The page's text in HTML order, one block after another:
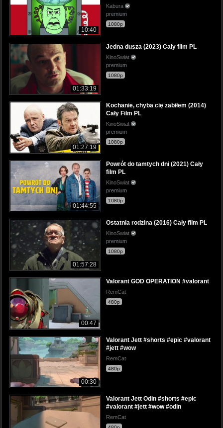
10:40
Kabura
premium
1080p
01:33:19
Jedna dusza (2023) Cały film PL
KinoSwiat
premium
1080p
01:27:19
Kochanie, chyba cię zabiłem (2014)
Cały Film PL
KinoSwiat
premium
1080p
01:44:55
Powrót do tamtych dni (2021) Cały
film PL
KinoSwiat
premium
1080p
01:57:28
Ostatnia rodzina (2016) Cały film PL
KinoSwiat
premium
1080p
00:47
Valorant GOD OPERATION #valorant
RemCat
480p
00:30
Valorant Jett #shorts #epic #valorant
#jett #wow
RemCat
480p
Valorant Jett Odin #shorts #epic
#valorant #jett #wow #odin
RemCat